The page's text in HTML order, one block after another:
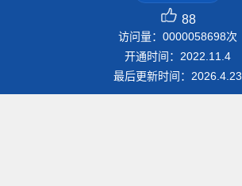
88
访问量： 0000058698次
开通时间： 2022 11 4
最后更新时间： 2026 4 23